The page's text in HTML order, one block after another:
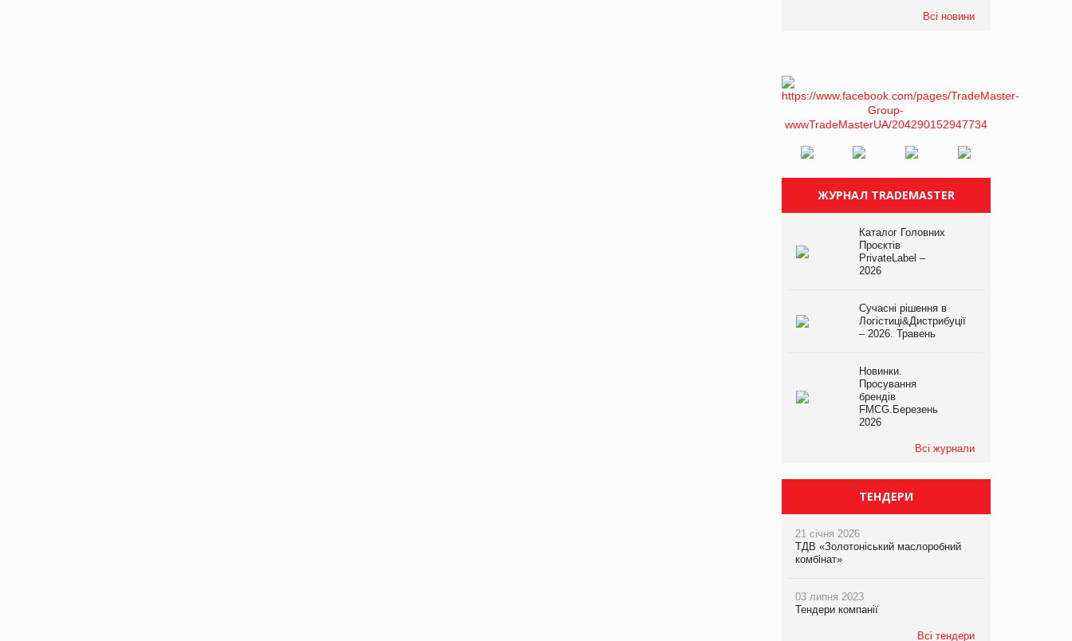
Всі новини
ЖУРНАЛ TRADEMASTER
Каталог Головних
Проєктів
PrivateLabel –
2026
Сучасні рішення в
Логістиці&Дистрибуції
– 2026. Травень
Новинки.
Просування
брендів
FMCG.Березень
2026
Всі журнали
ТЕНДЕРИ
21 січня 2026
ТДВ «Золотоніський маслоробний
комбінат»
03 липня 2023
Тендери компанії
Всі тендери